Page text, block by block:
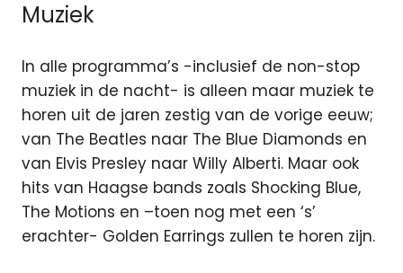
Muziek
In alle programma’s -inclusief de non-stop
muziek in de nacht- is alleen maar muziek te
horen uit de jaren zestig van de vorige eeuw;
van The Beatles naar The Blue Diamonds en
van Elvis Presley naar Willy Alberti. Maar ook
hits van Haagse bands zoals Shocking Blue,
The Motions en –toen nog met een ‘s’
erachter- Golden Earrings zullen te horen zijn.